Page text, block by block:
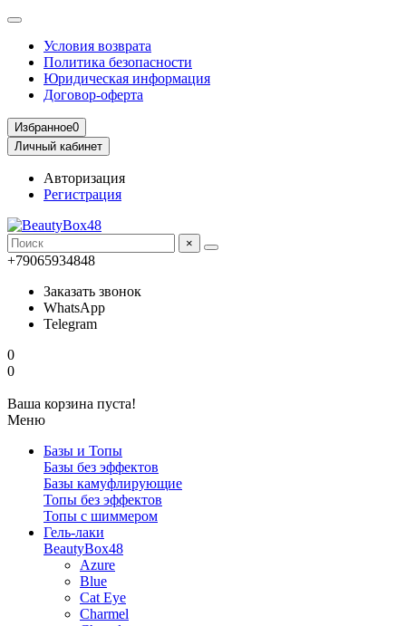
Условия возврата
Политика безопасности
Юридическая информация
Договор-оферта
Избранное0
Личный кабинет
Авторизация
Регистрация
×
+79065934848
Заказать звонок
WhatsApp
Telegram
0
0
Ваша корзина пуста!
Меню
Базы и Топы
Базы без эффектов
Базы камуфлирующие
Топы без эффектов
Топы с шиммером
Гель-лаки
BeautyBox48
Azure
Blue
Cat Eye
Charmel